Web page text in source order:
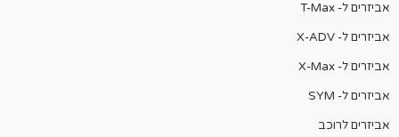
אביזרים ל- T-Max
אביזרים ל- X-ADV
אביזרים ל- X-Max
אביזרים ל- SYM
אביזרים לרוכב